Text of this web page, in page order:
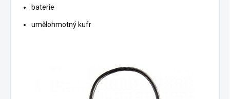
baterie
umělohmotný kufr